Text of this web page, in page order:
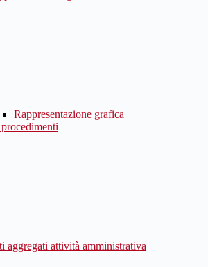
Rappresentazione grafica
aggregati attività amministrativa